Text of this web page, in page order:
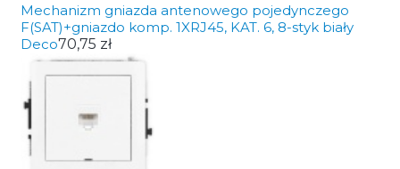
Mechanizm gniazda antenowego pojedynczego
F(SAT)+gniazdo komp. 1XRJ45, KAT. 6, 8-styk biały
Deco70,75 zł